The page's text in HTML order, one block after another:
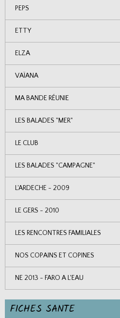
PEPS
ETTY
ELZA
VAÏANA
MA BANDE RÉUNIE
LES BALADES "MER"
LE CLUB
LES BALADES "CAMPAGNE"
L'ARDECHE - 2009
LE GERS - 2010
LES RENCONTRES FAMILIALES
NOS COPAINS ET COPINES
NE 2013 - FARO A L'EAU
FICHES SANTE